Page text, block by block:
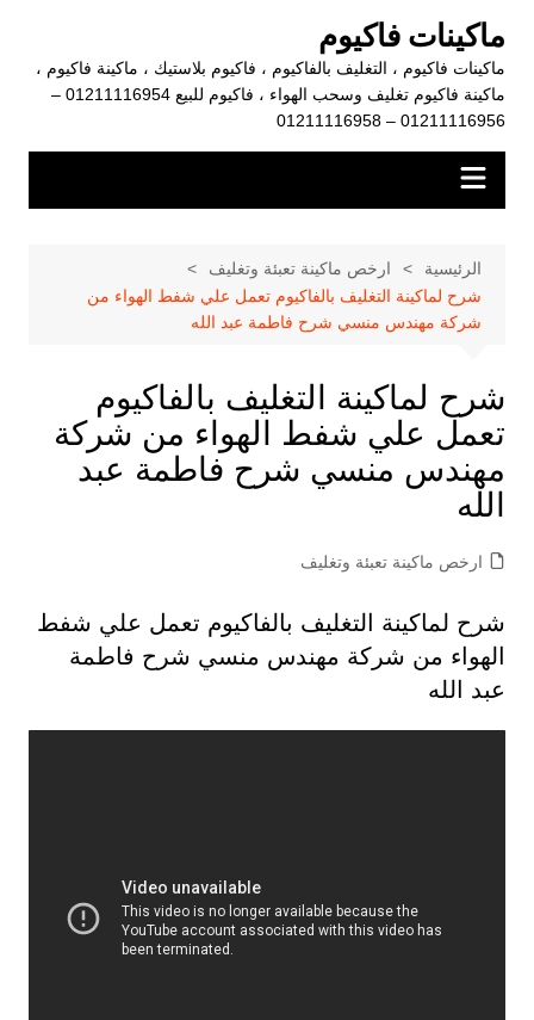
المحتوى
ماكينات فاكيوم
ماكينات فاكيوم ، التغليف بالفاكيوم ، فاكيوم بلاستيك ، ماكينة فاكيوم ،
ماكينة فاكيوم تغليف وسحب الهواء ، فاكيوم للبيع 01211116954 –
01211116956 – 01211116958
الرئيسية
ارخص ماكينة تعبئة وتغليف
شرح لماكينة التغليف بالفاكيوم تعمل علي شفط الهواء من
شركة مهندس منسي شرح فاطمة عبد الله
شرح لماكينة التغليف بالفاكيوم
تعمل علي شفط الهواء من شركة
مهندس منسي شرح فاطمة عبد
الله
ارخص ماكينة تعبئة وتغليف
شرح لماكينة التغليف بالفاكيوم تعمل علي شفط
الهواء من شركة مهندس منسي شرح فاطمة
عبد الله